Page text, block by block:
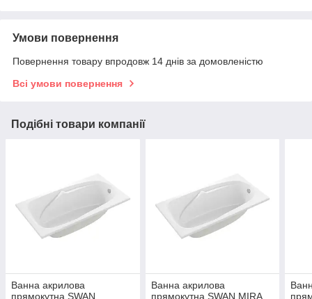
Умови повернення
Повернення товару впродовж 14 днів за домовленістю
Всі умови повернення
Подібні товари компанії
Ванна акрилова
прямокутна SWAN
Ванна акрилова
прямокутна SWAN MIRA